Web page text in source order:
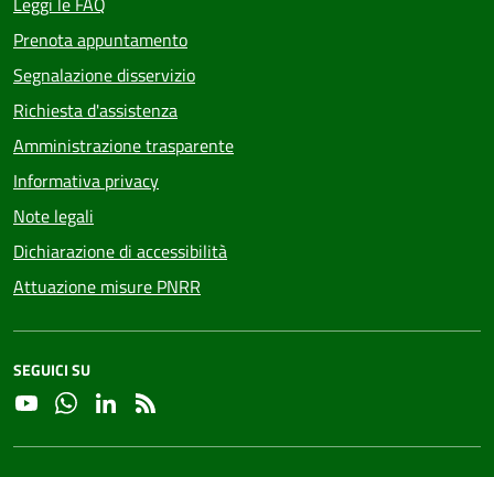
Prenota appuntamento
Segnalazione disservizio
Richiesta d'assistenza
Amministrazione trasparente
Informativa privacy
Note legali
Dichiarazione di accessibilità
Attuazione misure PNRR
SEGUICI SU
YouTubeWhatsapp
Linkedin